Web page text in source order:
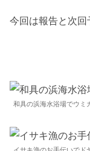
今回は報告と次回
和具の浜海水浴場でウミ